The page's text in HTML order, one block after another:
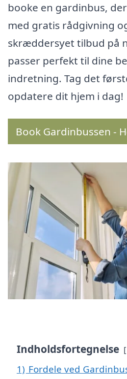
booke en gardinbus,
med gratis rådgivning
skræddersyet tilbud på
passer perfekt til dine
indretning. Tag det
opdatere dit hjem i dag!
Book Gardinbussen -
Indholdsfortegnelse
1) Fordele ved